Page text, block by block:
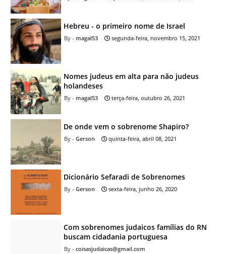
Hebreu - o primeiro nome de Israel
magal53 segunda-feira, novembro 15, 2021
Nomes judeus em alta para não judeus
holandeses
magal53 terça-feira, outubro 26, 2021
De onde vem o sobrenome Shapiro?
Gerson quinta-feira, abril 08, 2021
Dicionário Sefaradi de Sobrenomes
Gerson sexta-feira, junho 26, 2020
Com sobrenomes judaicos famílias do RN
buscam cidadania portuguesa
coisasjudaicas@gmail.com